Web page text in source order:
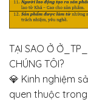
TẠI SAO Ở
CHÚNG TÔI?
💎 Kinh nghiệm
quen thuộc